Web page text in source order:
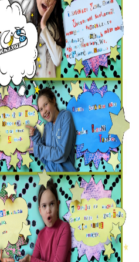
ZUŠ STAŇKOV
KOMENSKÉHO 196
STAŇKOV
34561
+420 734 493 380
zus.stankov@tiscali.cz
Aktualizováno: 29. 7. 2026|Nahoru ↑